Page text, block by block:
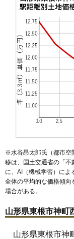
※水谷昂太郎氏（都市空
移は、国土交通省の「不
に、AI（機械学習）によ
全体の平均的な価格傾向
場合がある。
山形県東根市神町
山形県東根市神